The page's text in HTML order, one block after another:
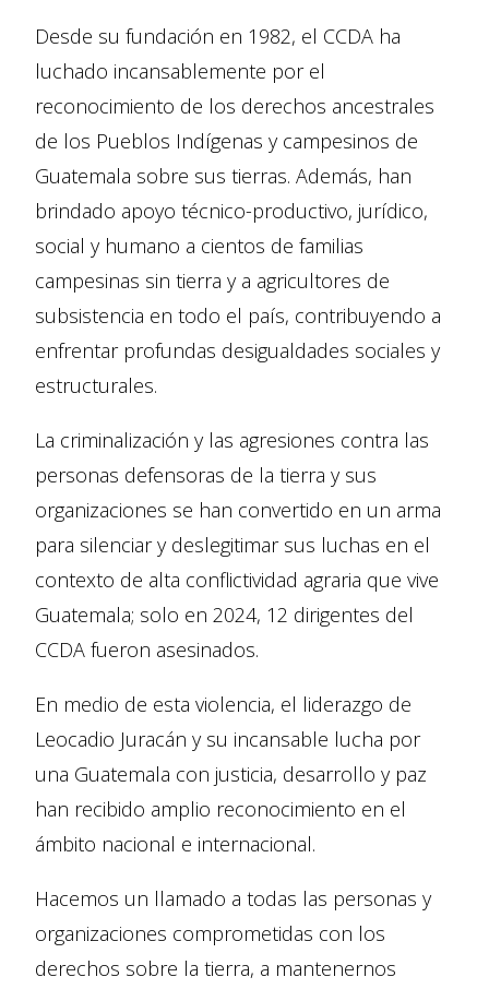
Desde su fundación en 1982, el CCDA ha
luchado incansablemente por el
reconocimiento de los derechos ancestrales
de los Pueblos Indígenas y campesinos de
Guatemala sobre sus tierras. Además, han
brindado apoyo técnico-productivo, jurídico,
social y humano a cientos de familias
campesinas sin tierra y a agricultores de
subsistencia en todo el país, contribuyendo a
enfrentar profundas desigualdades sociales y
estructurales.
La criminalización y las agresiones contra las
personas defensoras de la tierra y sus
organizaciones se han convertido en un arma
para silenciar y deslegitimar sus luchas en el
contexto de alta conflictividad agraria que vive
Guatemala; solo en 2024, 12 dirigentes del
CCDA fueron asesinados.
En medio de esta violencia, el liderazgo de
Leocadio Juracán y su incansable lucha por
una Guatemala con justicia, desarrollo y paz
han recibido amplio reconocimiento en el
ámbito nacional e internacional.
Hacemos un llamado a todas las personas y
organizaciones comprometidas con los
derechos sobre la tierra, a mantenernos